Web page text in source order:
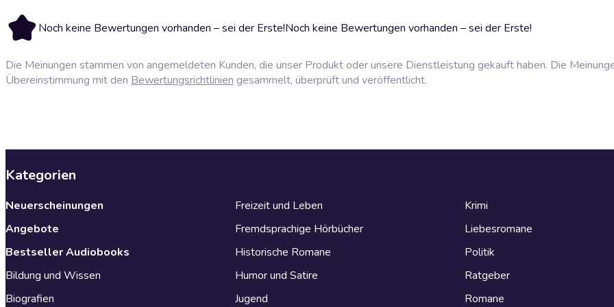
Noch keine Bewertungen vorhanden – sei der Erste!Noch keine Bewertungen vorhanden – sei der Erste!
Die Meinungen stammen von angemeldeten Kunden, die unser Produkt oder unsere Dienstleistung gekauft haben. Die
Übereinstimmung mit den Bewertungsrichtlinien gesammelt, überprüft und veröffentlicht.
Kategorien
Neuerscheinungen
Angebote
Bestseller Audiobooks
Bildung und Wissen
Biografien
Freizeit und Leben
Fremdsprachige Hörbücher
Historische Romane
Humor und Satire
Jugend
Krimi
Liebesromane
Politik
Ratgeber
Romane